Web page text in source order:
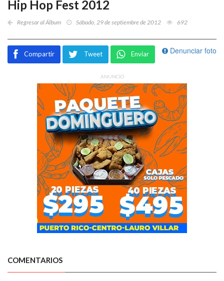
Hip Hop Fest 2012
Regresar al Álbum Sábado, 29 de septiembre de 2012 692
Denunciar foto
Compartir Tweet Enviar
ANUNCIO
COMENTARIOS